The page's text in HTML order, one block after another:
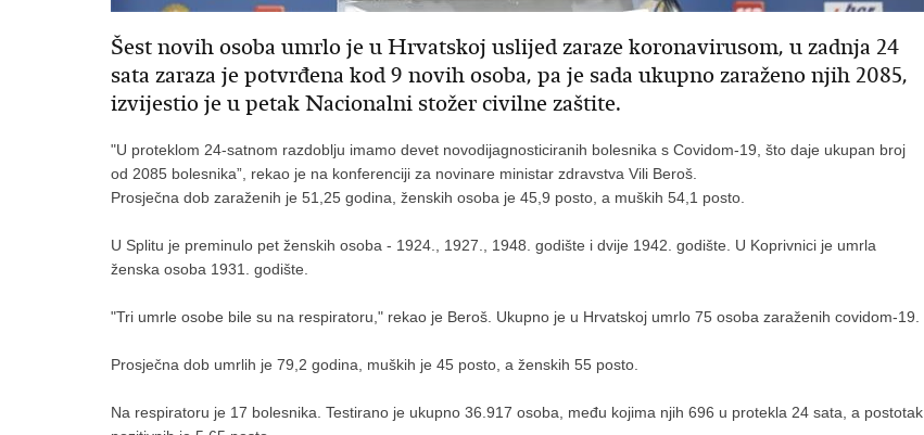
Šest novih osoba umrlo je u Hrvatskoj uslijed zaraze koronavirusom, u zadnja 24
sata zaraza je potvrđena kod 9 novih osoba, pa je sada ukupno zaraženo njih 2085,
izvijestio je u petak Nacionalni stožer civilne zaštite.
"U proteklom 24-satnom razdoblju imamo devet novodijagnosticiranih bolesnika s Covidom-19, što daje ukupan broj
od 2085 bolesnika”, rekao je na konferenciji za novinare ministar zdravstva Vili Beroš.
Prosječna dob zaraženih je 51,25 godina, ženskih osoba je 45,9 posto, a muških 54,1 posto.
U Splitu je preminulo pet ženskih osoba - 1924., 1927., 1948. godište i dvije 1942. godište. U Koprivnici je umrla
ženska osoba 1931. godište.
"Tri umrle osobe bile su na respiratoru," rekao je Beroš. Ukupno je u Hrvatskoj umrlo 75 osoba zaraženih covidom-19.
Prosječna dob umrlih je 79,2 godina, muških je 45 posto, a ženskih 55 posto.
Na respiratoru je 17 bolesnika. Testirano je ukupno 36.917 osoba, među kojima njih 696 u protekla 24 sata, a postotak